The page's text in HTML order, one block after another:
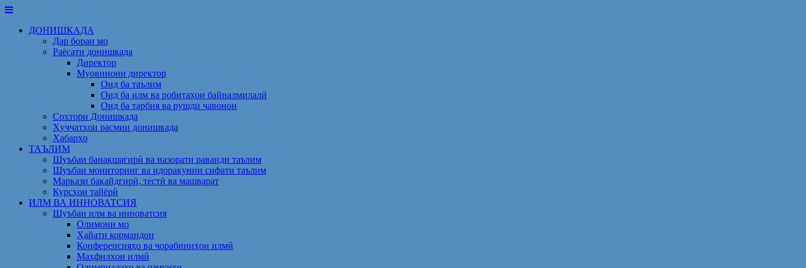
Skip
contentДОНИШКАДА
Дар бораи мо
Раёсати донишкада
Директор
Муовинони директор
Оид ба таълим
Оид ба илм ва робитаҳои байналмилалӣ
Оид ба тарбия ва рушди ҷавонон
Сохтори Донишкада
Ҳуҷҷатҳои расмии донишкада
Хабарҳо
ТАЪЛИМ
Шуъбаи банақшагирӣ ва назорати раванди таълим
Шуъбаи мониторинг ва идоракунии сифати таълим
Маркази бақайдгирӣ, тестӣ ва машварат
Курсҳои тайёрӣ
ИЛМ ВА ИННОВАТСИЯ
Шуъбаи илм ва инноватсия
Олимони мо
Ҳайати кормандон
Конференсияҳо ва чорабиниҳои илмӣ
Маҳфилҳои илмӣ